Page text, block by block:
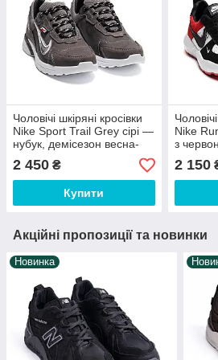
Чоловічі шкіряні кросівки
Nike Sport Trail Grey сірі —
нубук, демісезон весна-
осінь
2 450 ₴
Купити
Nike
з
2 150
Акційні пропозиції та новинки
Новинка